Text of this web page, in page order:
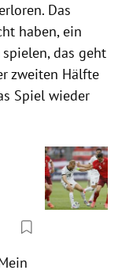
Das
haben, ein
das geht
zweiten Hälfte
Spiel wieder